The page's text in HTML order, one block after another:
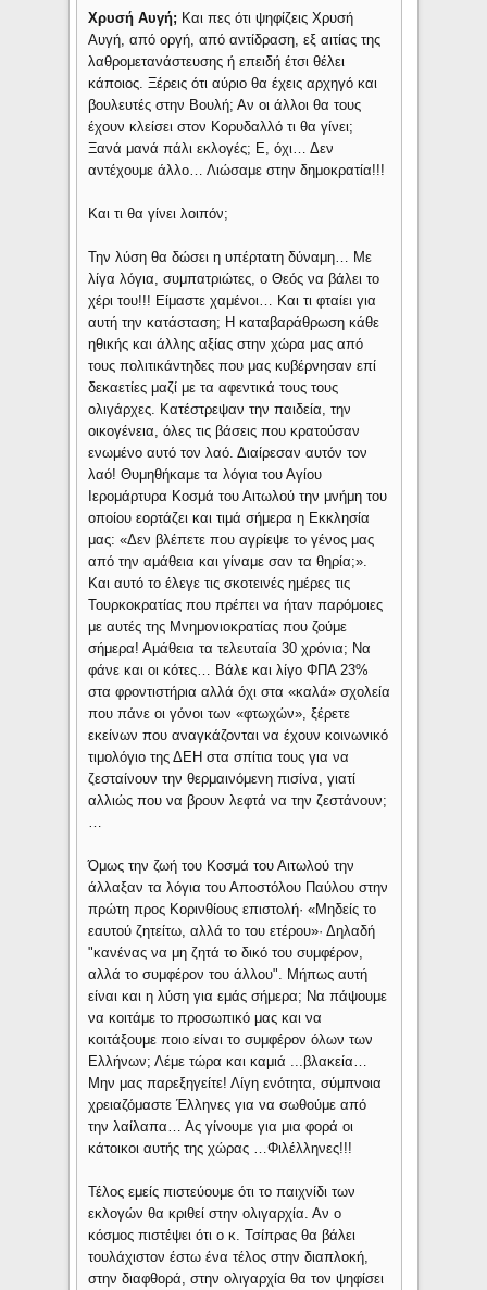
Xρυσή Αυγή; Και πες ότι ψηφίζεις Χρυσή
Αυγή, από οργή, από αντίδραση, εξ αιτίας της
λαθρομετανάστευσης ή επειδή έτσι θέλει
κάποιος. Ξέρεις ότι αύριο θα έχεις αρχηγό και
βουλευτές στην Βουλή; Αν οι άλλοι θα τους
έχουν κλείσει στον Κορυδαλλό τι θα γίνει;
Ξανά μανά πάλι εκλογές; Ε, όχι… Δεν
αντέχουμε άλλο… Λιώσαμε στην δημοκρατία!!!
Και τι θα γίνει λοιπόν;
Την λύση θα δώσει η υπέρτατη δύναμη… Με
λίγα λόγια, συμπατριώτες, ο Θεός να βάλει το
χέρι του!!! Είμαστε χαμένοι… Και τι φταίει για
αυτή την κατάσταση; Η καταβαράθρωση κάθε
ηθικής και άλλης αξίας στην χώρα μας από
τους πολιτικάντηδες που μας κυβέρνησαν επί
δεκαετίες μαζί με τα αφεντικά τους τους
ολιγάρχες. Κατέστρεψαν την παιδεία, την
οικογένεια, όλες τις βάσεις που κρατούσαν
ενωμένο αυτό τον λαό. Διαίρεσαν αυτόν τον
λαό! Θυμηθήκαμε τα λόγια του Αγίου
Ιερομάρτυρα Κοσμά του Αιτωλού την μνήμη του
οποίου εορτάζει και τιμά σήμερα η Εκκλησία
μας: «Δεν βλέπετε που αγρίεψε το γένος μας
από την αμάθεια και γίναμε σαν τα θηρία;».
Και αυτό το έλεγε τις σκοτεινές ημέρες τις
Τουρκοκρατίας που πρέπει να ήταν παρόμοιες
με αυτές της Μνημονιοκρατίας που ζούμε
σήμερα! Αμάθεια τα τελευταία 30 χρόνια; Να
φάνε και οι κότες… Βάλε και λίγο ΦΠΑ 23%
στα φροντιστήρια αλλά όχι στα «καλά» σχολεία
που πάνε οι γόνοι των «φτωχών», ξέρετε
εκείνων που αναγκάζονται να έχουν κοινωνικό
τιμολόγιο της ΔΕΗ στα σπίτια τους για να
ζεσταίνουν την θερμαινόμενη πισίνα, γιατί
αλλιώς που να βρουν λεφτά να την ζεστάνουν;
Όμως την ζωή του Κοσμά του Αιτωλού την
άλλαξαν τα λόγια του Αποστόλου Παύλου στην
πρώτη προς Κορινθίους επιστολή· «Μηδείς το
εαυτού ζητείτω, αλλά το του ετέρου»· Δηλαδή
"κανένας να μη ζητά το δικό του συμφέρον,
αλλά το συμφέρον του άλλου". Μήπως αυτή
είναι και η λύση για εμάς σήμερα; Να πάψουμε
να κοιτάμε το προσωπικό μας και να
κοιτάξουμε ποιο είναι το συμφέρον όλων των
Ελλήνων; Λέμε τώρα και καμιά ...βλακεία…
Μην μας παρεξηγείτε! Λίγη ενότητα, σύμπνοια
χρειαζόμαστε Έλληνες για να σωθούμε από
την λαίλαπα… Ας γίνουμε για μια φορά οι
κάτοικοι αυτής της χώρας …Φιλέλληνες!!!
Τέλος εμείς πιστεύουμε ότι το παιχνίδι των
εκλογών θα κριθεί στην ολιγαρχία. Αν ο
κόσμος πιστέψει ότι ο κ. Τσίπρας θα βάλει
τουλάχιστον έστω ένα τέλος στην διαπλοκή,
στην διαφθορά, στην ολιγαρχία θα τον ψηφίσει